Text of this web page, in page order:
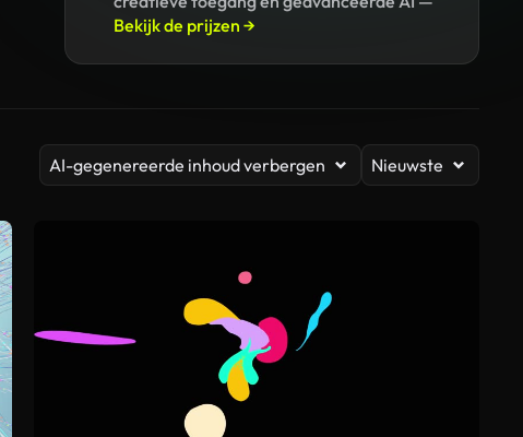
Bekijk de prijzen →
AI-gegenereerde inhoud verbergen Nieuwste